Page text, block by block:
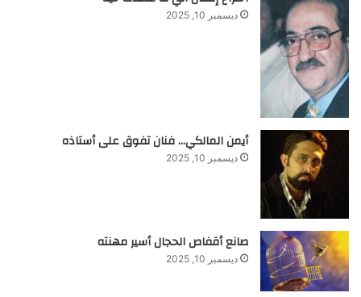
ديسمبر 10, 2025
أيمن المالكي… فنان تفوق على أستاذه
ديسمبر 10, 2025
صانع أقفاص الحجال أسير مهنته
ديسمبر 10, 2025